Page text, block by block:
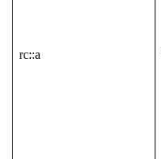
rc::a